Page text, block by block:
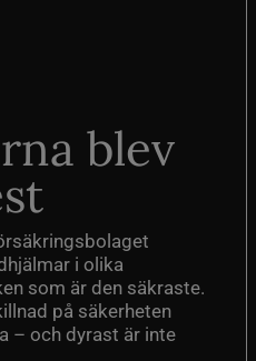
blev
i olika
som är den säkraste.
på säkerheten
– och dyrast är inte